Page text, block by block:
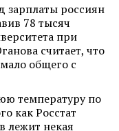
зарплаты россиян
78 тысяч
при
считает, что
общего с
температуру по
как Росстат
лежит некая